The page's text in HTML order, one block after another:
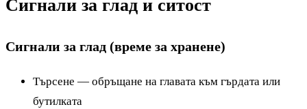
Сигнали за глад и ситост
Сигнали за глад (време за хранене)
Търсене — обръщане на главата към гърдата или
бутилката